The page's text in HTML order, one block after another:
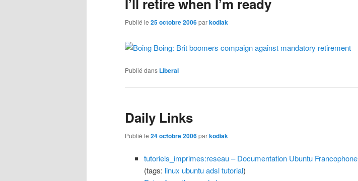
Publié le 25 octobre 2006parkodiak
Publié dans Liberal
Daily Links
Publié le 24 octobre 2006parkodiak
tutoriels_imprimes:reseau – Documentation Ubuntu Francophone
(tags: linux ubuntu adsl tutorial)